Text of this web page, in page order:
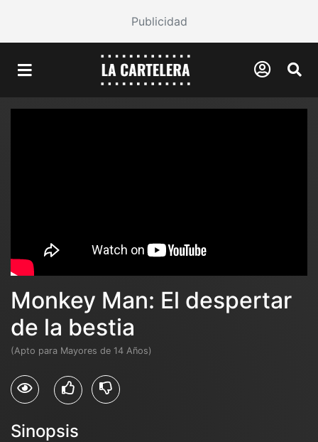
Publicidad
Monkey Man: El despertar
de la bestia
(Apto para Mayores de 14 Años)
Sinopsis